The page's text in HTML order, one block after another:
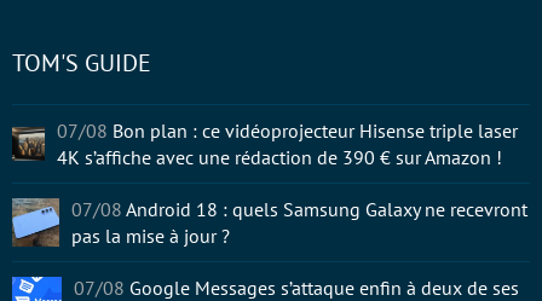
TOM'S GUIDE
07/08 Bon plan : ce vidéoprojecteur Hisense triple laser
4K s’affiche avec une rédaction de 390 € sur Amazon !
07/08 Android 18 : quels Samsung Galaxy ne recevront
pas la mise à jour ?
07/08 Google Messages s’attaque enfin à deux de ses